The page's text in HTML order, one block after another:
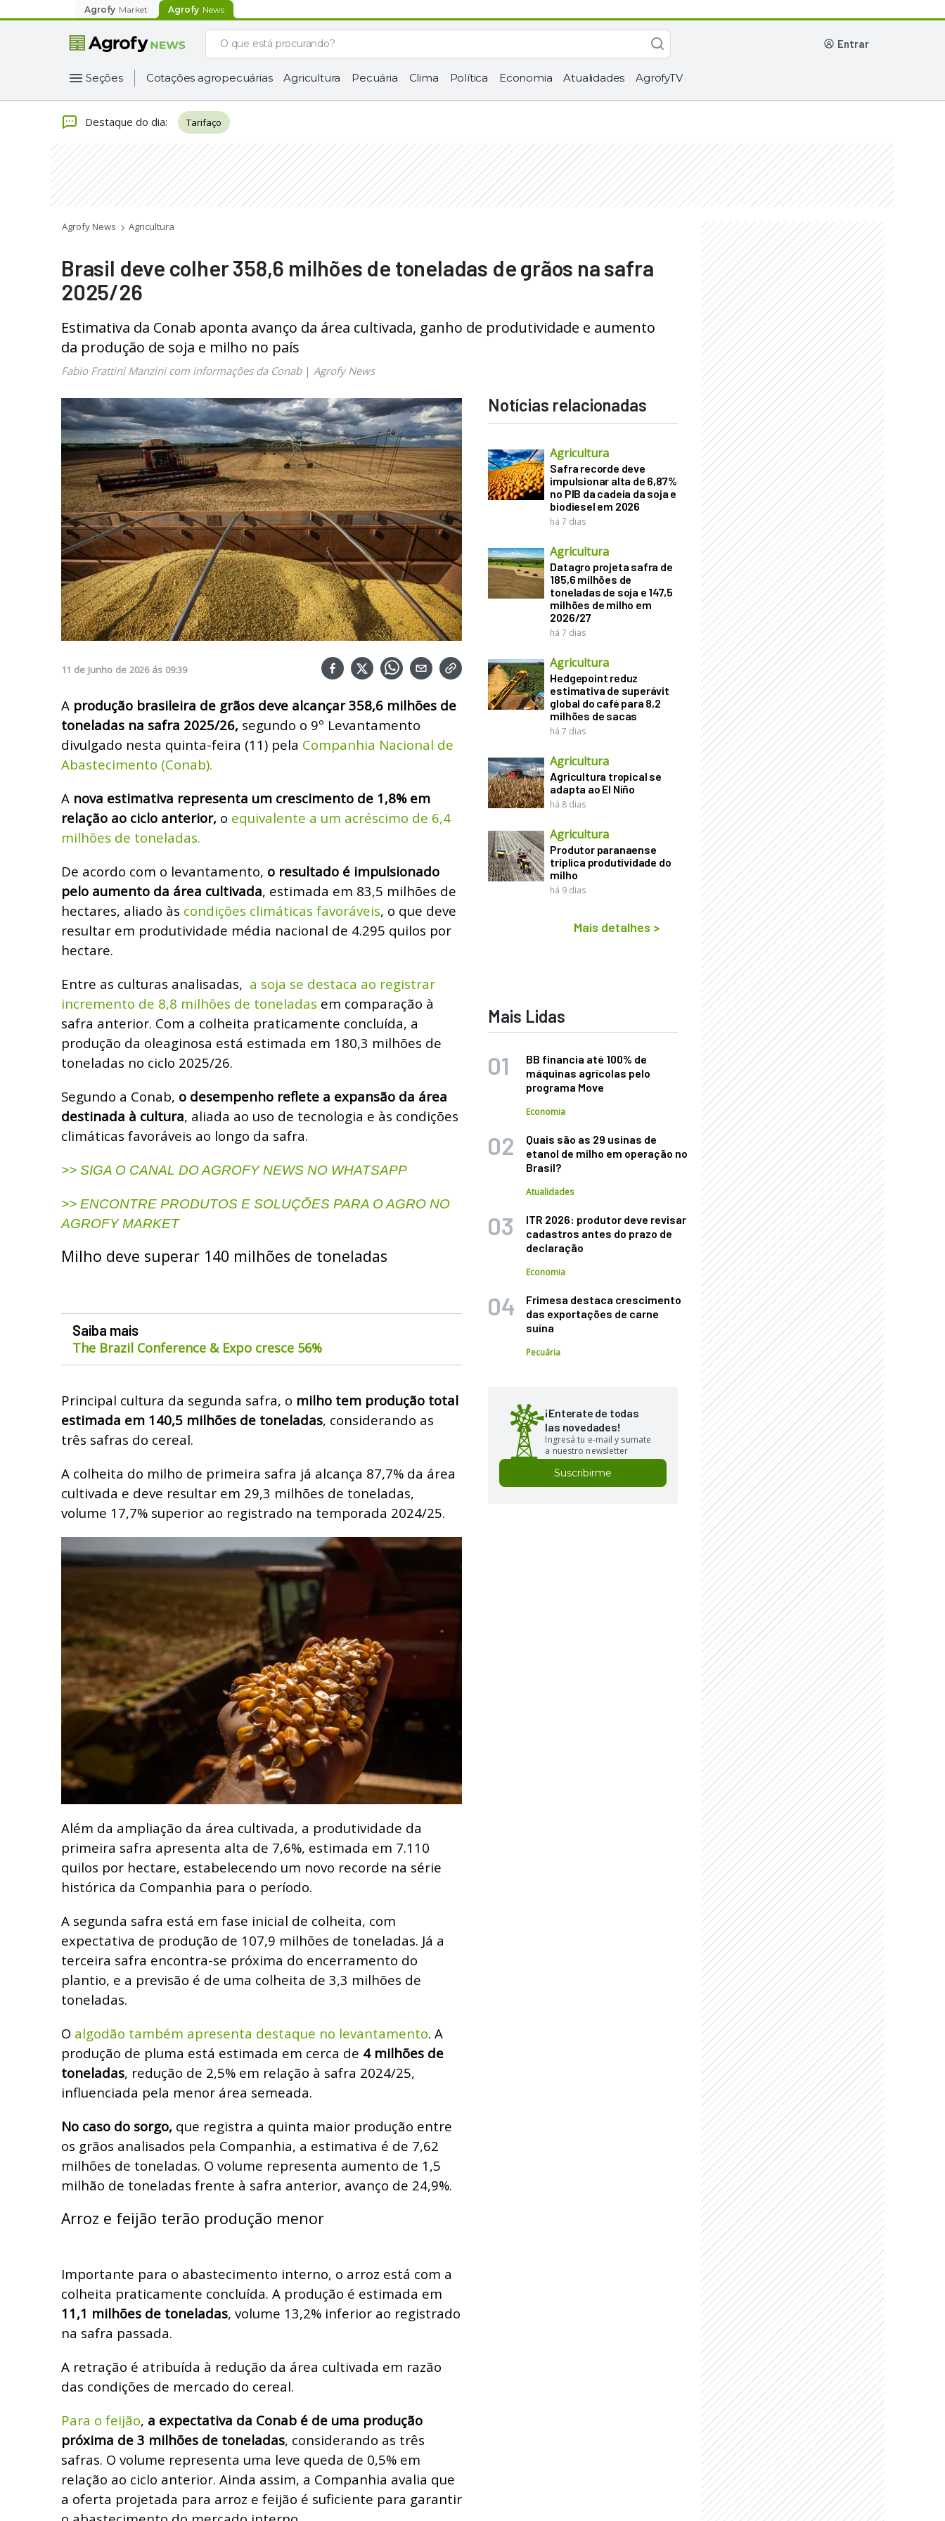
Agrofy Market Agrofy News
entrar
Seções Cotações agropecuárias Agricultura Pecuária Clima Política Economia Atualidades AgrofyTV
Destaque do dia: Tarifaço
Agrofy News Agricultura
Brasil deve colher 358,6 milhões de toneladas de grãos na safra
2025/26
Estimativa da Conab aponta avanço da área cultivada, ganho de produtividade e aumento
da produção de soja e milho no país
Fabio Frattini Manzini com informações da Conab| Agrofy News
11 de Junho de 2026 ás 09:39
A produção brasileira de grãos deve alcançar 358,6 milhões de
toneladas na safra 2025/26, segundo o 9º Levantamento
divulgado nesta quinta-feira (11) pela Companhia Nacional de
Abastecimento (Conab).
A nova estimativa representa um crescimento de 1,8% em
relação ao ciclo anterior, o equivalente a um acréscimo de 6,4
milhões de toneladas.
De acordo com o levantamento, o resultado é impulsionado
pelo aumento da área cultivada, estimada em 83,5 milhões de
hectares, aliado às condições climáticas favoráveis, o que deve
resultar em produtividade média nacional de 4.295 quilos por
hectare.
Entre as culturas analisadas, a soja se destaca ao registrar
incremento de 8,8 milhões de toneladas em comparação à
safra anterior. Com a colheita praticamente concluída, a
produção da oleaginosa está estimada em 180,3 milhões de
toneladas no ciclo 2025/26.
Segundo a Conab, o desempenho reflete a expansão da área
destinada à cultura, aliada ao uso de tecnologia e às condições
climáticas favoráveis ao longo da safra.
>> SIGA O CANAL DO AGROFY NEWS NO WHATSAPP
>> ENCONTRE PRODUTOS E SOLUÇÕES PARA O AGRO NO
AGROFY MARKET
Milho deve superar 140 milhões de toneladas
Saiba mais
The Brazil Conference & Expo cresce 56%
Principal cultura da segunda safra, o milho tem produção total
estimada em 140,5 milhões de toneladas, considerando as
três safras do cereal.
A colheita do milho de primeira safra já alcança 87,7% da área
cultivada e deve resultar em 29,3 milhões de toneladas,
volume 17,7% superior ao registrado na temporada 2024/25.
Além da ampliação da área cultivada, a produtividade da
primeira safra apresenta alta de 7,6%, estimada em 7.110
quilos por hectare, estabelecendo um novo recorde na série
histórica da Companhia para o período.
A segunda safra está em fase inicial de colheita, com
expectativa de produção de 107,9 milhões de toneladas. Já a
terceira safra encontra-se próxima do encerramento do
plantio, e a previsão é de uma colheita de 3,3 milhões de
toneladas.
O algodão também apresenta destaque no levantamento. A
produção de pluma está estimada em cerca de 4 milhões de
toneladas, redução de 2,5% em relação à safra 2024/25,
influenciada pela menor área semeada.
No caso do sorgo, que registra a quinta maior produção entre
os grãos analisados pela Companhia, a estimativa é de 7,62
milhões de toneladas. O volume representa aumento de 1,5
milhão de toneladas frente à safra anterior, avanço de 24,9%.
Arroz e feijão terão produção menor
Importante para o abastecimento interno, o arroz está com a
colheita praticamente concluída. A produção é estimada em
11,1 milhões de toneladas, volume 13,2% inferior ao registrado
na safra passada.
A retração é atribuída à redução da área cultivada em razão
das condições de mercado do cereal.
Para o feijão, a expectativa da Conab é de uma produção
próxima de 3 milhões de toneladas, considerando as três
safras. O volume representa uma leve queda de 0,5% em
relação ao ciclo anterior. Ainda assim, a Companhia avalia que
a oferta projetada para arroz e feijão é suficiente para garantir
Notícias relacionadas
Agricultura
Safra recorde deve
impulsionar alta de 6,87%
no PIB da cadeia da soja e
biodiesel em 2026
há 7 dias
Agricultura
Datagro projeta safra de
185,6 milhões de
toneladas de soja e 147,5
milhões de milho em
2026/27
há 7 dias
Agricultura
Hedgepoint reduz
estimativa de superávit
global do café para 8,2
milhões de sacas
há 7 dias
Agricultura
Agricultura tropical se
adapta ao El Niño
há 8 dias
Agricultura
Produtor paranaense
triplica produtividade do
milho
há 9 dias
Mais detalhes >
Mais Lidas
BB financia até 100% de
máquinas agrícolas pelo
programa Move
Economia
Quais são as 29 usinas de
etanol de milho em operação no
Brasil?
Atualidades
ITR 2026: produtor deve revisar
cadastros antes do prazo de
declaração
Economia
Frimesa destaca crescimento
das exportações de carne
suína
Pecuária
¡Enterate de todas
las novedades!
Ingresá tu e-mail y sumate
a nuestro newsletter
Suscribirme